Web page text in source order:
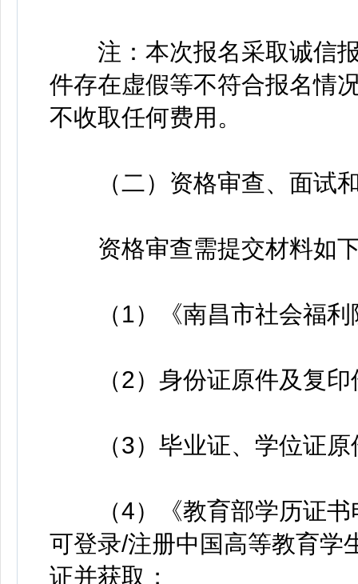
注：本次报名采取诚信报
件存在虚假等不符合报名情
不收取任何费用。
（二）资格审查、面试
资格审查需提交材料如
（1）《南昌市社会福利
（2）身份证原件及复印
（3）毕业证、学位证原
（4）《教育部学历证书
可登录/注册中国高等教育学
证并获取；